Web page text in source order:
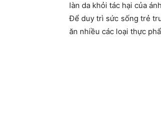
làn da khỏi tác hại của
Để duy trì sức sống trẻ
ăn nhiều các loại thực